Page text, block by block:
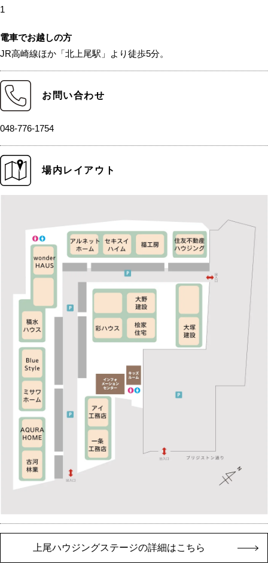
1
電車でお越しの方
JR高崎線ほか「北上尾駅」より徒歩5分。
お問い合わせ
048-776-1754
場内レイアウト
上尾ハウジングステージの詳細はこちら